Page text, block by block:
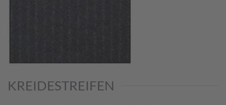
KREIDESTREIFEN